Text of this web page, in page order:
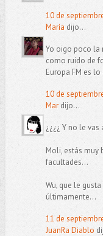
10 de
María dijo...
Yo oigo poco la
como ruido de
Europa FM es
10 de
Mardijo...
¿¿¿¿ Y no le vas
Moli, estás muy
facultades...
Wu, que le
últimamente...
11 de
JuanRa Diablo